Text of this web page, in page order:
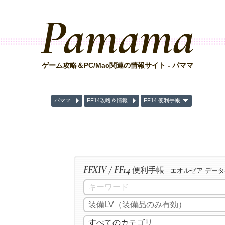
Pamama
ゲーム攻略＆PC/Mac関連の情報サイト - パママ
パママ FF14攻略＆情報 FF14 便利手帳
FFXIV / FF14 便利手帳 - エオルゼア デー